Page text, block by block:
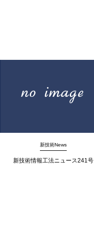
新技術News
新技術情報工法ニュース241号